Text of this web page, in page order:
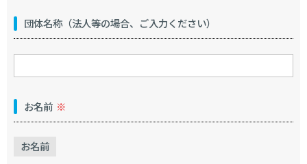
団体名称（法人等の場合、ご入力ください）
お名前 ※
お名前